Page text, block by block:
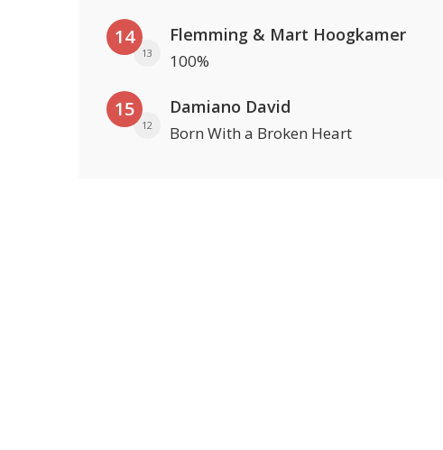
14
13
Flemming & Mart Hoogkamer
100%
15
12
Damiano David
Born With a Broken Heart